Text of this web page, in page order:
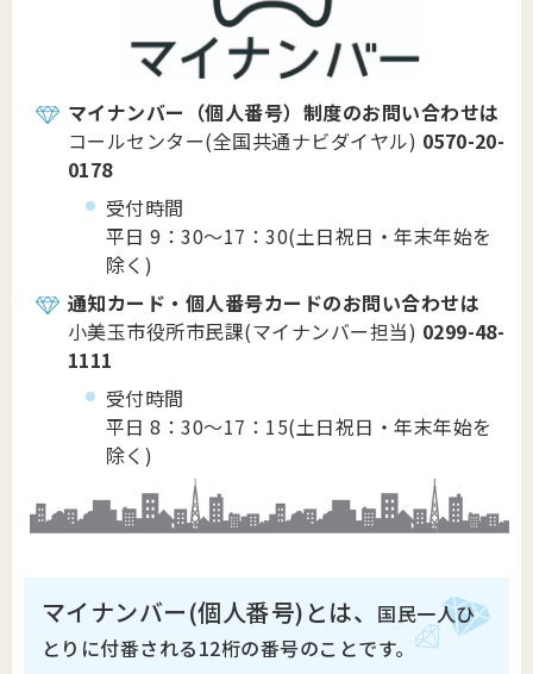
マイナンバー（個人番号）制度のお問い合わせは
コールセンター(全国共通ナビダイヤル) 0570-20-
0178
受付時間
平日 9：30～17：30(土日祝日・年末年始を
除く)
通知カード・個人番号カードのお問い合わせは
小美玉市役所市民課(マイナンバー担当) 0299-48-
1111
受付時間
平日 8：30～17：15(土日祝日・年末年始を
除く)
マイナンバー(個人番号)とは、 国民一人ひ
とりに付番される12桁の番号のことです。